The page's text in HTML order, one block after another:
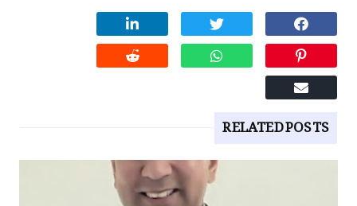
RELATED POSTS